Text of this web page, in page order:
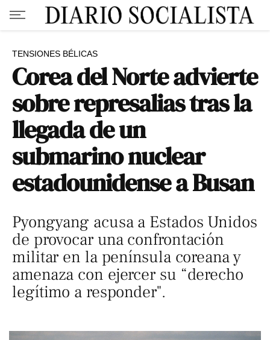
TENSIONES BÉLICAS
Corea del Norte advierte
sobre represalias tras la
llegada de un
submarino nuclear
estadounidense a Busan
Pyongyang acusa a Estados Unidos
de provocar una confrontación
militar en la península coreana y
amenaza con ejercer su “derecho
legítimo a responder".